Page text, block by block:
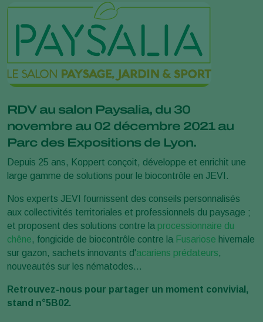
RDV au salon Paysalia, du 30
novembre au 02 décembre 2021 au
Parc des Expositions de Lyon.
Depuis 25 ans, Koppert conçoit, développe et enrichit une
large gamme de solutions pour le biocontrôle en JEVI.
Nos experts JEVI fournissent des conseils personnalisés
aux collectivités territoriales et professionnels du paysage ;
et proposent des solutions contre la processionnaire du
chêne, fongicide de biocontrôle contre la Fusariose hivernale
sur gazon, sachets innovants d'acariens prédateurs,
nouveautés sur les nématodes...
Retrouvez-nous pour partager un moment convivial,
stand n°5B02.